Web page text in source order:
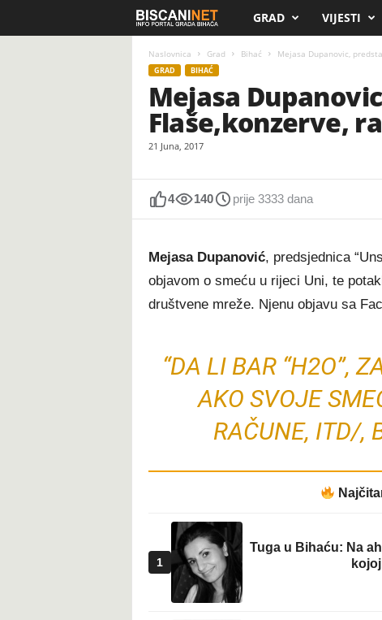
i
c
n
n
t
GRAD VIJESTI
Naslovnica Grad Bihać Mejasa Dupanovic,
GRAD BIHAĆ
Mejasa
Flaše,konzerve,
21 Juna, 2017
4 140 prije 3333 dana
Mejasa Dupanović, predsjednica
objavom o smeću u rijeci Uni, te
društvene mreže. Njenu objavu sa
“DA LI BAR “H2O”,
AKO SVOJE
RAČUNE, ITD/,
1
Tuga u Bihaću: Na